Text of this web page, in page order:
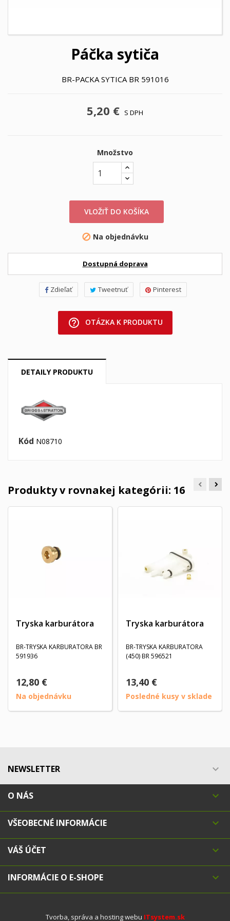
Páčka sytiča
BR-PACKA SYTICA BR 591016
5,20 € S DPH
Množstvo
VLOŽIŤ DO KOŠÍKA
 Na objednávku
Dostupná doprava
Zdieľať Tweetnuť Pinterest
help_outline OTÁZKA K PRODUKTU
DETAILY PRODUKTU
Kód N08710
Produkty v rovnakej kategórii: 16
Tryska karburátora
BR-TRYSKA KARBURATORA BR
591936
12,80 €
Na objednávku
Tryska karburátora
BR-TRYSKA KARBURATORA
(450) BR 596521
13,40 €
Posledné kusy v sklade
NEWSLETTER 
O NÁS 
VŠEOBECNÉ INFORMÁCIE 
VÁŠ ÚČET 
INFORMÁCIE O E-SHOPE 
Tvorba, správa a hosting webu ITsystem.sk